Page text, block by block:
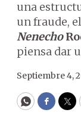
una
un fraude,
Nenecho
piensa dar
Septiembre 4,
WhatsApp